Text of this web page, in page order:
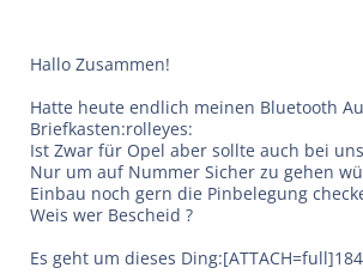
Hallo Zusammen!
Hatte heute endlich meinen Bluetooth
Briefkasten:rolleyes:
Ist Zwar für Opel aber sollte auch bei
Nur um auf Nummer Sicher zu gehen
Einbau noch gern die Pinbelegung
Weis wer Bescheid ?
Es geht um dieses